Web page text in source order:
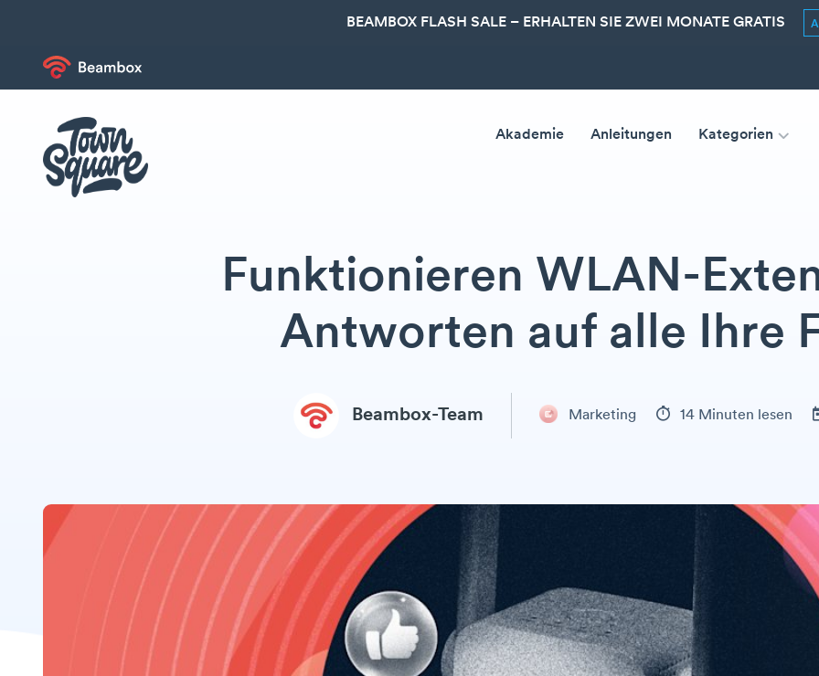
BEAMBOX FLASH SALE – ERHALTEN SIE ZWEI MONATE GRATIS
Akademie Anleitungen Kategorien
Funktionieren WLAN-
Antworten auf alle Ihre
Beambox-Team Marketing 14 Minuten lesen